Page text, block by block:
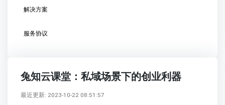
解决方案
服务协议
兔知云课堂：私域场景下的创业利器
最近更新: 2023-10-22 08:51:57